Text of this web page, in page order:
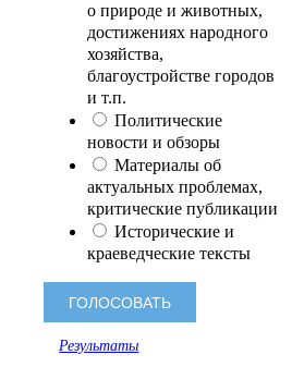
о природе и животных,
достижениях народного
хозяйства,
благоустройстве городов
и т.п.
Политические
новости и обзоры
Материалы об
актуальных проблемах,
критические публикации
Исторические и
краеведческие тексты
Результаты